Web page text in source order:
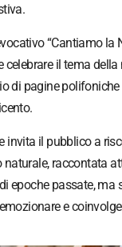
“Cantiamo la
celebrare il tema
di pagine
invita il pubblico a
raccontata
epoche passate, ma
e